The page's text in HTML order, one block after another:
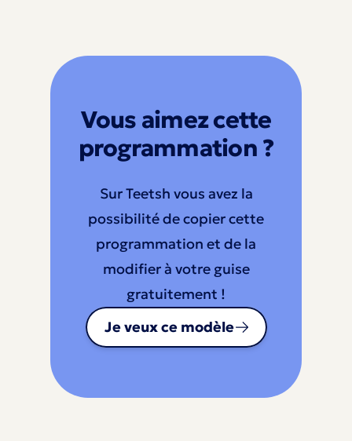
Vous aimez cette
programmation ?
Sur Teetsh vous avez la
possibilité de copier cette
programmation et de la
modifier à votre guise
gratuitement !
Je veux ce modèle